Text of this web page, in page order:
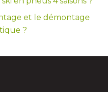
et le démontage
?